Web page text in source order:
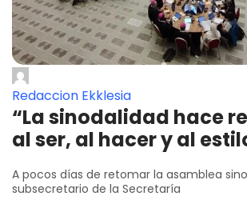
Redaccion Ekklesia
“La sinodalidad hace
al ser, al hacer y al
A pocos días de retomar la asamblea
subsecretario de la Secretaría